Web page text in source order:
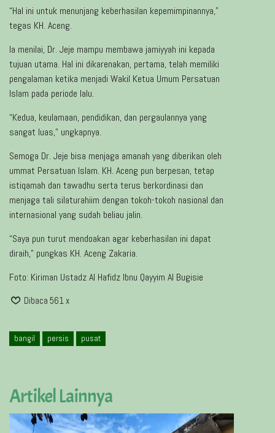
“Hal ini untuk menunjang keberhasilan kepemimpinannya,”
tegas KH. Aceng.
Ia menilai, Dr. Jeje mampu membawa jamiyyah ini kepada
tujuan utama. Hal ini dikarenakan, pertama, telah memiliki
pengalaman ketika menjadi Wakil Ketua Umum Persatuan
Islam pada periode lalu.
“Kedua, keulamaan, pendidikan, dan pergaulannya yang
sangat luas,” ungkapnya.
Semoga Dr. Jeje bisa menjaga amanah yang diberikan oleh
ummat Persatuan Islam. KH. Aceng pun berpesan, tetap
istiqamah dan tawadhu serta terus berkordinasi dan
menjaga tali silaturahiim dengan tokoh-tokoh nasional dan
internasional yang sudah beliau jalin.
“Saya pun turut mendoakan agar keberhasilan ini dapat
diraih,” pungkas KH. Aceng Zakaria.
Foto: Kiriman Ustadz Al Hafidz Ibnu Qayyim Al Bugisie
Dibaca 561 x
bangil persis pusat
Artikel Lainnya